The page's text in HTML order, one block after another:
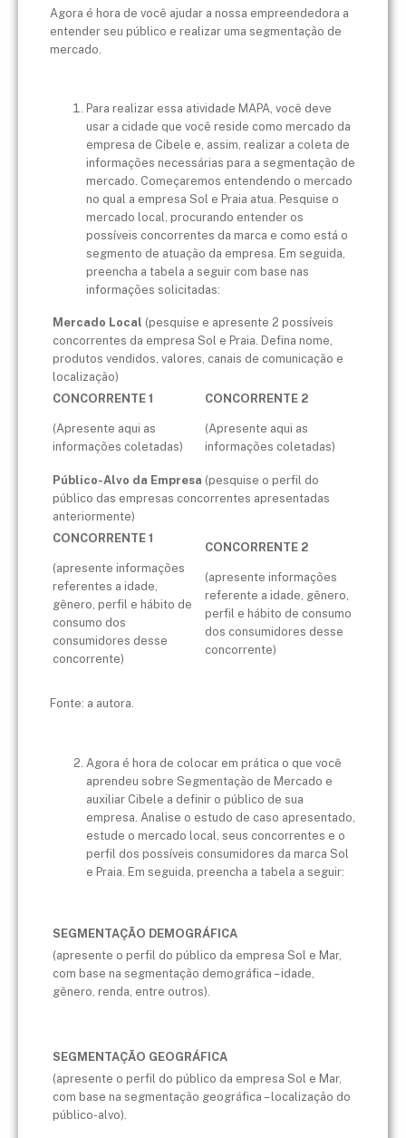
Agora é hora de você ajudar a nossa empreendedora a
entender seu público e realizar uma segmentação de
mercado.
Para realizar essa atividade MAPA, você deve
usar a cidade que você reside como mercado da
empresa de Cibele e, assim, realizar a coleta de
informações necessárias para a segmentação de
mercado. Começaremos entendendo o mercado
no qual a empresa Sol e Praia atua. Pesquise o
mercado local, procurando entender os
possíveis concorrentes da marca e como está o
segmento de atuação da empresa. Em seguida,
preencha a tabela a seguir com base nas
informações solicitadas:
Mercado Local (pesquise e apresente 2 possíveis
concorrentes da empresa Sol e Praia. Defina nome,
produtos vendidos, valores, canais de comunicação e
localização)
CONCORRENTE 1
(Apresente aqui as
informações coletadas)
CONCORRENTE 2
(Apresente aqui as
informações coletadas)
Público-Alvo da Empresa (pesquise o perfil do
público das empresas concorrentes apresentadas
anteriormente)
CONCORRENTE 1
(apresente informações
referentes a idade,
gênero, perfil e hábito de
consumo dos
consumidores desse
concorrente)
CONCORRENTE 2
(apresente informações
referente a idade, gênero,
perfil e hábito de consumo
dos consumidores desse
concorrente)
Fonte: a autora.
Agora é hora de colocar em prática o que você
aprendeu sobre Segmentação de Mercado e
auxiliar Cibele a definir o público de sua
empresa. Analise o estudo de caso apresentado,
estude o mercado local, seus concorrentes e o
perfil dos possíveis consumidores da marca Sol
e Praia. Em seguida, preencha a tabela a seguir:
SEGMENTAÇÃO DEMOGRÁFICA
(apresente o perfil do público da empresa Sol e Mar,
com base na segmentação demográfica – idade,
gênero, renda, entre outros).
SEGMENTAÇÃO GEOGRÁFICA
(apresente o perfil do público da empresa Sol e Mar,
com base na segmentação geográfica – localização do
público-alvo).